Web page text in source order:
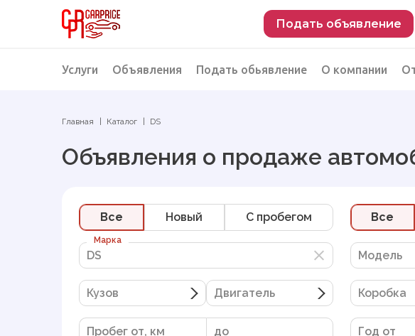
Подать объявление
Услуги
Подбор автомобиля
Подбор автомобиля из Европы
Объявления Подать обьявление
Разместить объявление о продаже
О компании
Главная Каталог DS
Объявления о продаже
Все Новый C пробегом Все
DS
Марка
Модель
Кузов Двигатель Коробка